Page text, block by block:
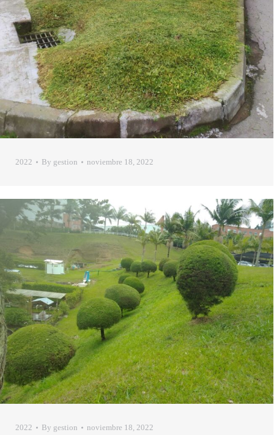
2022 By gestion noviembre 18, 2022
2022 By gestion noviembre 18, 2022